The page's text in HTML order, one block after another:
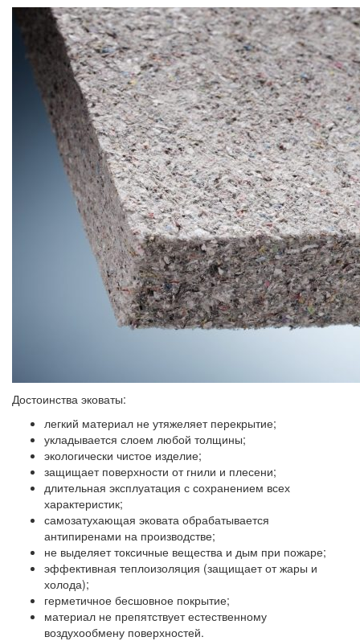
Достоинства эковаты:
легкий материал не утяжеляет перекрытие;
укладывается слоем любой толщины;
экологически чистое изделие;
защищает поверхности от гнили и плесени;
длительная эксплуатация с сохранением всех
характеристик;
самозатухающая эковата обрабатывается
антипиренами на производстве;
не выделяет токсичные вещества и дым при пожаре;
эффективная теплоизоляция (защищает от жары и
холода);
герметичное бесшовное покрытие;
материал не препятствует естественному
воздухообмену поверхностей.